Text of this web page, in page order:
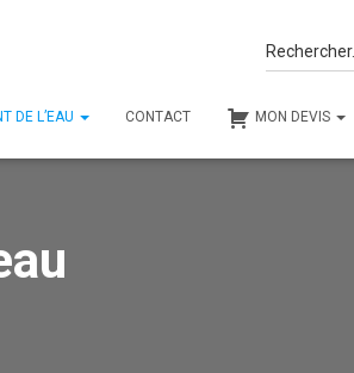
Rechercher…
DE L’EAU CONTACT MON DEVIS